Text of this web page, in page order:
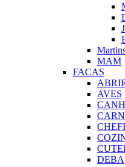
MAM
FACAS
AVES
DEBA